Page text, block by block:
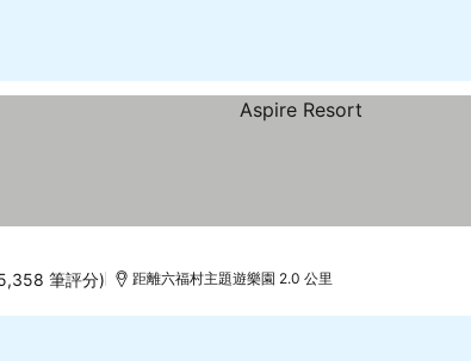
筆評分) 距離六福村主題遊樂園 2.0 公里